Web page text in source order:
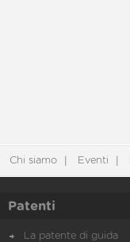
Chi siamo Eventi
Patenti
La patente di guida